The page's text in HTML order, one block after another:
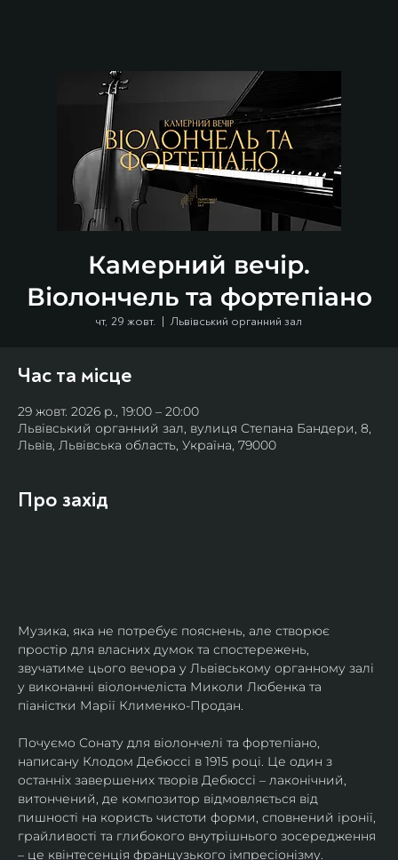
Камерний вечір.
Віолончель та фортепіано
чт, 29 жовт.
  |
Львівський органний зал
Час та місце
29 жовт. 2026 р., 19:00 – 20:00
Львівський органний зал, вулиця Степана Бандери, 8,
Львів, Львівська область, Україна, 79000
Про захід
Музика, яка не потребує пояснень, але створює
простір для власних думок та спостережень,
звучатиме цього вечора у Львівському органному залі
у виконанні віолончеліста Миколи Любенка та
піаністки Марії Клименко-Продан.
Почуємо Сонату для віолончелі та фортепіано,
написану Клодом Дебюссі в 1915 році. Це один з
останніх завершених творів Дебюссі – лаконічний,
витончений, де композитор відмовляється від
пишності на користь чистоти форми, сповнений іронії,
грайливості та глибокого внутрішнього зосередження
– це квінтесенція французького імпресіонізму.